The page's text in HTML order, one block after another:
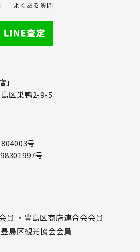
よくある質問
区巣鴨2-9-5
号
号
員 ・豊島区商店連合会会員
豊島区観光協会会員